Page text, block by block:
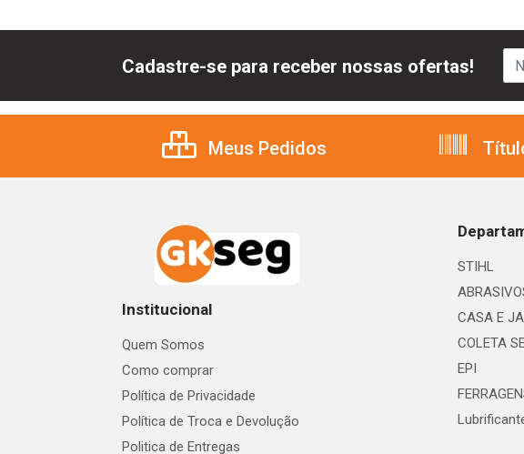
Cadastre-se para receber nossas ofertas!
Meus Pedidos
Institucional
Quem Somos
Como comprar
Política de Privacidade
Política de Troca e Devolução
Politica de Entregas
STIHL
CASA E
COLETA
EPI